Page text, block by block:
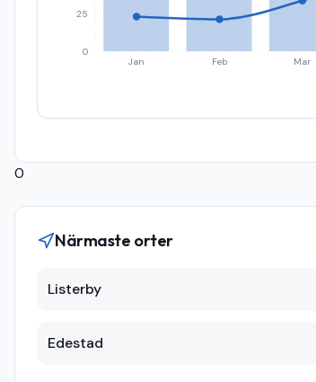
Jan Feb Mar
0
25
0
Närmaste orter
Listerby
Edestad